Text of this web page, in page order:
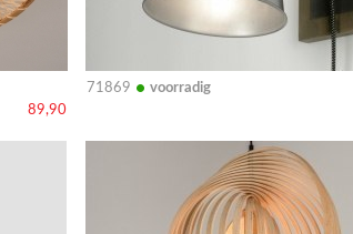
89,90
71869 • voorradig
Bekijk